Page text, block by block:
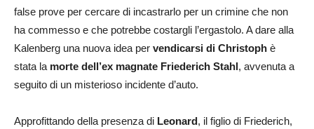
false prove per cercare di incastrarlo per un crimine che non
ha commesso e che potrebbe costargli l’ergastolo. A dare alla
Kalenberg una nuova idea per vendicarsi di Christoph è
stata la morte dell’ex magnate Friederich Stahl, avvenuta a
seguito di un misterioso incidente d’auto.
Approfittando della presenza di Leonard, il figlio di Friederich,